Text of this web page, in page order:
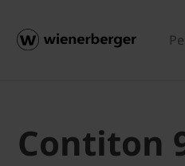
Contiton